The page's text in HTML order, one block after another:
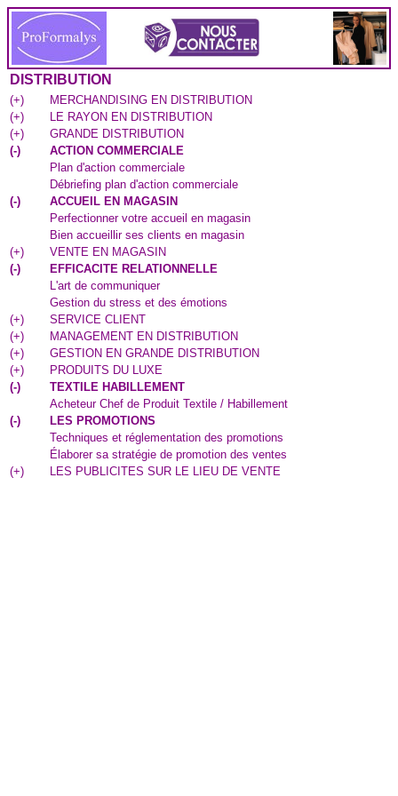
DISTRIBUTION
(+)
MERCHANDISING EN DISTRIBUTION
(+)
LE RAYON EN DISTRIBUTION
(+)
GRANDE DISTRIBUTION
(-)
ACTION COMMERCIALE
Plan d'action commerciale
Débriefing plan d'action commerciale
(-)
ACCUEIL EN MAGASIN
Perfectionner votre accueil en magasin
Bien accueillir ses clients en magasin
(+)
VENTE EN MAGASIN
(-)
EFFICACITE RELATIONNELLE
L'art de communiquer
Gestion du stress et des émotions
(+)
SERVICE CLIENT
(+)
MANAGEMENT EN DISTRIBUTION
(+)
GESTION EN GRANDE DISTRIBUTION
(+)
PRODUITS DU LUXE
(-)
TEXTILE HABILLEMENT
Acheteur Chef de Produit Textile / Habillement
(-)
LES PROMOTIONS
Techniques et réglementation des promotions
Élaborer sa stratégie de promotion des ventes
(+) LES PUBLICITES SUR LE LIEU DE VENTE